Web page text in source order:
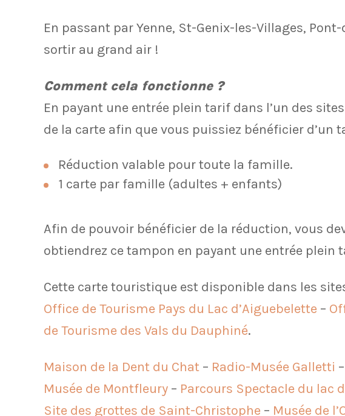
En passant par Yenne, St-Genix-les-Villages,
sortir au grand air !
Comment cela fonctionne ?
En payant une entrée plein tarif dans l’un des
de la carte afin que vous puissiez bénéficier d’un
Réduction valable pour toute la famille.
1 carte par famille (adultes + enfants)
Afin de pouvoir bénéficier de la réduction, vous
obtiendrez ce tampon en payant une entrée plein
Cette carte touristique est disponible dans les
Office de Tourisme Pays du Lac d’Aiguebelette –
de Tourisme des Vals du Dauphiné.
Maison de la Dent du Chat – Radio-Musée Galletti –
Musée de Montfleury – Parcours Spectacle du lac
Site des grottes de Saint-Christophe – Musée de